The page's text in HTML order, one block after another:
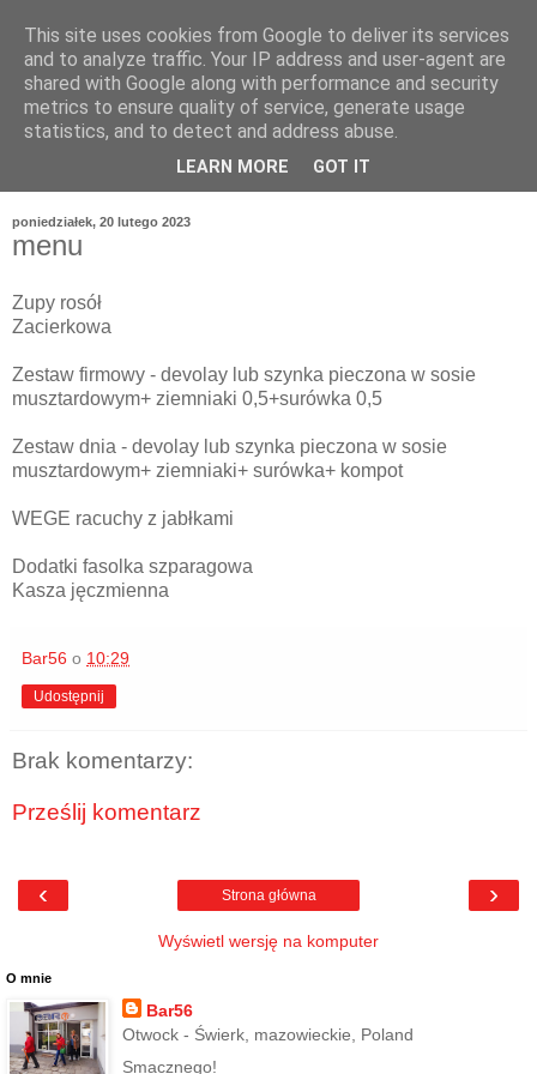
poniedziałek, 20 lutego 2023
menu
Zupy rosół
Zacierkowa
Zestaw firmowy - devolay lub szynka pieczona w sosie
musztardowym+ ziemniaki 0,5+surówka 0,5
Zestaw dnia - devolay lub szynka pieczona w sosie
musztardowym+ ziemniaki+ surówka+ kompot
WEGE racuchy z jabłkami
Dodatki fasolka szparagowa
Kasza jęczmienna
Bar56 o 10:29
Udostępnij
Brak komentarzy:
Prześlij komentarz
‹ ›
Strona główna
Wyświetl wersję na komputer
O mnie
Bar56
Otwock - Świerk, mazowieckie, Poland
Smacznego!
This site uses cookies from Google to deliver its services
and to analyze traffic. Your IP address and user-agent are
shared with Google along with performance and security
metrics to ensure quality of service, generate usage
statistics, and to detect and address abuse.
LEARN MORE GOT IT